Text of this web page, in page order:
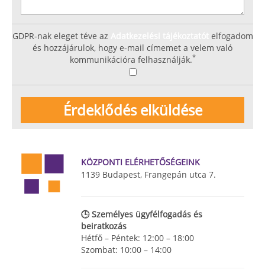
GDPR-nak eleget téve az
elfogadom
és hozzájárulok, hogy e-mail címemet a velem való
kommunikációra felhasználják.*
KÖZPONTI ELÉRHETŐSÉGEINK
1139 Budapest, Frangepán utca 7.
🕒 Személyes ügyfélfogadás és
beiratkozás
Hétfő – Péntek: 12:00 – 18:00
Szombat: 10:00 – 14:00